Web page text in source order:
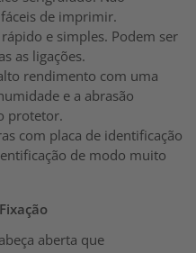
de imprimir.
e simples. Podem ser
as ligações.
rendimento com uma
e a abrasão
protetor.
com placa de identificação
de modo muito
aberta que